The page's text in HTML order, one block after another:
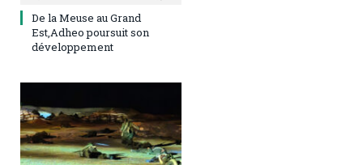
De la Meuse au Grand
Est,Adheo poursuit son
développement